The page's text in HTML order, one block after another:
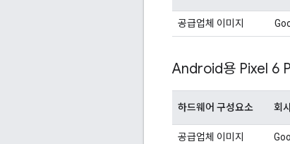
공급업체 이미지
Android용 Pixel 6
하드웨어 구성요소 회
공급업체 이미지